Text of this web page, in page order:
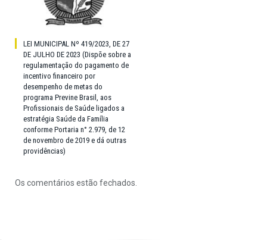
LEI MUNICIPAL Nº 419/2023, DE 27
DE JULHO DE 2023 (Dispõe sobre a
regulamentação do pagamento de
incentivo financeiro por
desempenho de metas do
programa Previne Brasil, aos
Profissionais de Saúde ligados a
estratégia Saúde da Família
conforme Portaria n° 2.979, de 12
de novembro de 2019 e dá outras
providências)
Os comentários estão fechados.